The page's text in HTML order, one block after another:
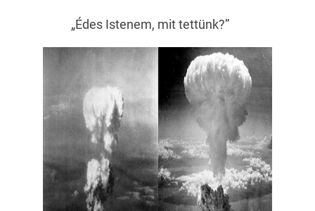
„Édes Istenem, mit tettünk?”